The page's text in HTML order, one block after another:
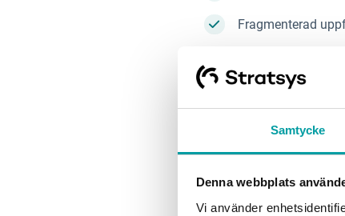
Samtycke
Denna webbplats
Vi använder
Fragmenterad
blir en del av hur
säger Cecilia.